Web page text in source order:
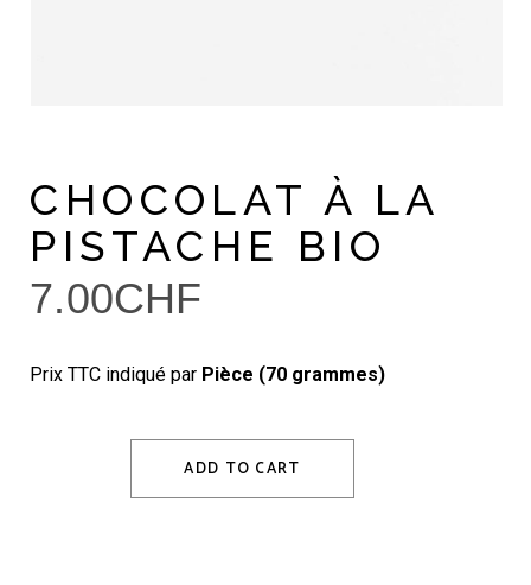
CHOCOLAT À LA
PISTACHE BIO
7.00CHF
Prix TTC indiqué par Pièce (70 grammes)
ADD TO CART